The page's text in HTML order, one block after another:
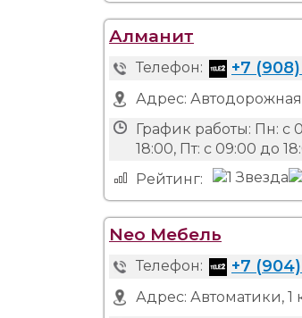
Алманит
Телефон: +7 (908)
Адрес:
График работы: Пн: с
18:00, Пт: с 09:00 до
Рейтинг:
Neo Мебель
Телефон: +7
Адрес: Автоматики, 1